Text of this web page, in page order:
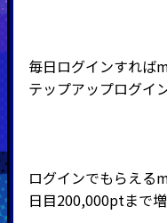
毎日ログインすれば
テップアップログイ
ログインでもらえる
日目200,000ptまで増